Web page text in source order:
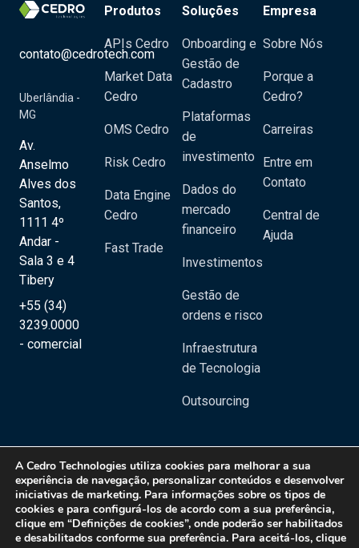
A Cedro Technologies utiliza cookies para melhorar a sua
experiência de navegação, personalizar conteúdos e desenvolver
iniciativas de marketing. Para informações sobre os tipos de
cookies e para configurá-los de acordo com a sua preferência,
clique em “Definições de cookies”, onde poderão ser habilitados
e desabilitados conforme sua preferência. Para aceitá-los, clique
contato@cedrotech.com
Uberlândia -
MG
Av.
Anselmo
Alves dos
Santos,
1111 4º
Andar -
Sala 3 e 4
Tibery
+55 (34)
3239.0000
- comercial
Produtos
APIs Cedro
Market Data
Cedro
OMS Cedro
Risk Cedro
Data Engine
Cedro
Fast Trade
Soluções
Onboarding e
Gestão de
Cadastro
Plataformas
de
investimento
Dados do
mercado
financeiro
Investimentos
Gestão de
ordens e risco
Infraestrutura
de Tecnologia
Outsourcing
Empresa
Sobre Nós
Porque a
Cedro?
Carreiras
Entre em
Contato
Central de
Ajuda
Copyright 2020 © Cedro Technologies - Todos os direitos reservados | CNPJ:
20.129.023/0001-08